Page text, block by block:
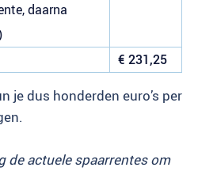
daarna
€ 231,25
je dus honderden euro’s per
de actuele spaarrentes om